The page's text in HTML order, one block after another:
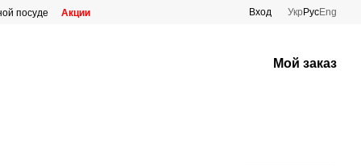
посуде Акции Вход Укр РусEng
Мой заказ